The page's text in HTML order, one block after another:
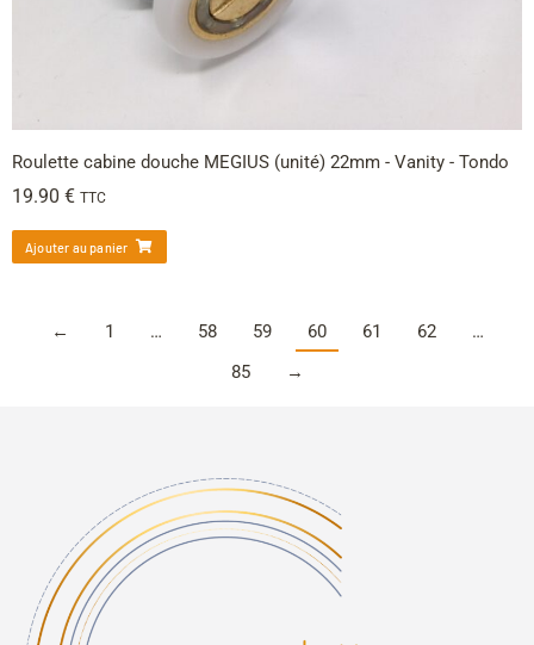
Roulette cabine douche MEGIUS (unité) 22mm - Vanity - Tondo
19.90 € TTC
Ajouter au panier
← 1 … 58 59 60 61 62
…
85
→